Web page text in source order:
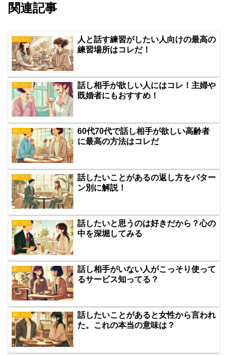
関連記事
話したい
人と話す練習がしたい人向けの最高の
練習場所はコレだ！
話したい
話し相手が欲しい人にはコレ！主婦や
既婚者にもおすすめ！
話したい
60代70代で話し相手が欲しい高齢者
に最高の方法はコレだ
話したい
話したいことがあるの返し方をパター
ン別に解説！
話したい
話したいと思うのは好きだから？心の
中を深堀してみる
話したい
話し相手がいない人がこっそり使って
るサービス知ってる？
話したい
話したいことがあると女性から言われ
た。これの本当の意味は？